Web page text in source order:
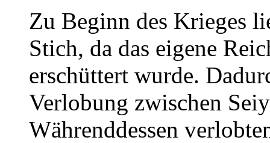
Zu Beginn des Krieges
Stich, da das eigene
erschüttert wurde.
Verlobung zwischen
Währenddessen